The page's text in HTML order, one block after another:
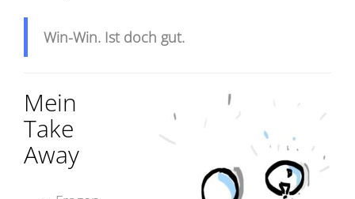
Win-Win. Ist doch gut.
Mein
Take
Away